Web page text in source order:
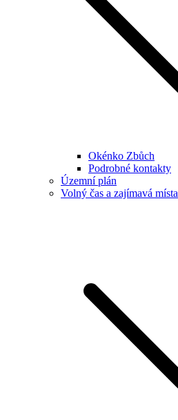
Okénko Zbůch
Podrobné kontakty
Územní plán
Volný čas a zajímavá místa